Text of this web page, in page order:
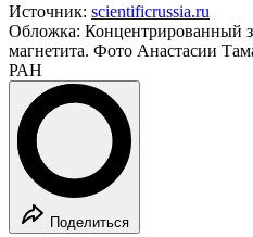
Источник: scientificrussia.ru
Обложка: Концентрированный
магнетита. Фото Анастасии
РАН
Поделиться